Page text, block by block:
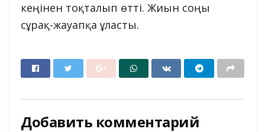
кеңінен тоқталып өтті. Жиын соңы
сұрақ-жауапқа ұласты.
Добавить комментарий